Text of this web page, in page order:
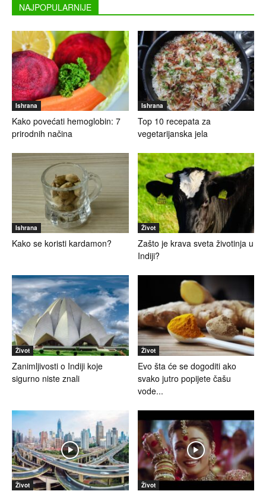
NAJPOPULARNIJE
Ishrana
Kako povećati hemoglobin: 7
prirodnih načina
Ishrana
Top 10 recepata za
vegetarijanska jela
Ishrana
Kako se koristi kardamon?
Život
Zašto je krava sveta životinja u
Indiji?
Život
Zanimljivosti o Indiji koje
sigurno niste znali
Život
Evo šta će se dogoditi ako
svako jutro popijete čašu
vode...
Život Život